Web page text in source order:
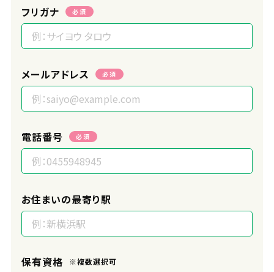
フリガナ 必須
メールアドレス 必須
電話番号 必須
お住まいの最寄り駅
保有資格 ※複数選択可